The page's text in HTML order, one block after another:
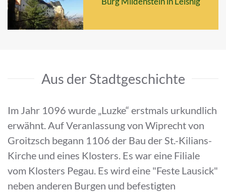
Aus der Stadtgeschichte
Im Jahr 1096 wurde „Luzke“ erstmals urkundlich
erwähnt. Auf Veranlassung von Wiprecht von
Groitzsch begann 1106 der Bau der St.-Kilians-
Kirche und eines Klosters. Es war eine Filiale
vom Klosters Pegau. Es wird eine "Feste Lausick"
neben anderen Burgen und befestigten